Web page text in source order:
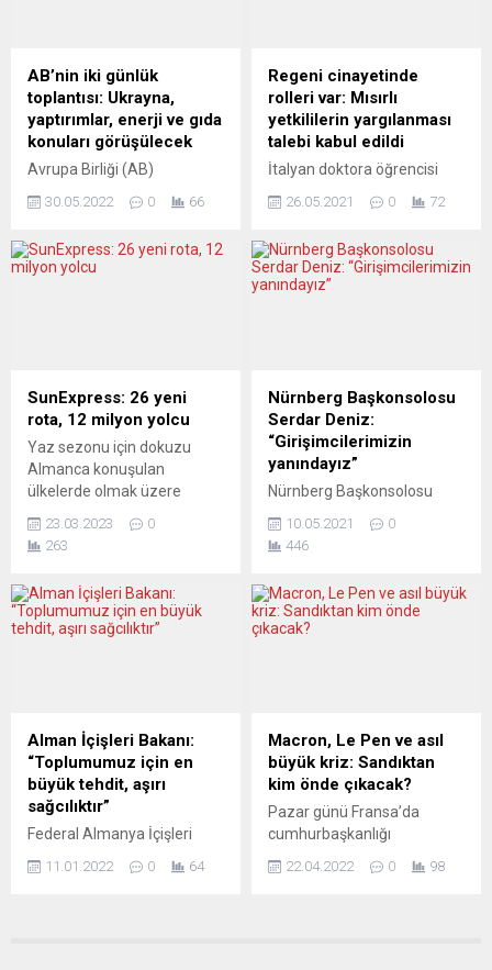
AB’nin iki günlük
toplantısı: Ukrayna,
yaptırımlar, enerji ve gıda
konuları görüşülecek
Avrupa Birliği (AB)
Ukrayna savaşı, Ukrayna’ya
Rusya’ya yaptırımlar, enerji,
gıda güvenliği ve savunmayı
hükümet başkanlarının
katılımıyla bugün
başlayacak AB Liderler
Zirvesi, 2 gün sürecek. AB
Konseyi Başkanı Charles
Michel’in başkanlık edeceği
toplantıya, AB...
30.05.2022 0 66
Regeni cinayetinde
rolleri var: Mısırlı
yetkililerin yargılanması
talebi kabul edildi
İtalyan doktora öğrencisi
2016’da cinayete kurban
üst düzey yetkilinin
yargılanması talebi,
Cumhuriyet Başsavcılığı’nın
Regeni’nin kaçırılması,
işkence görmesi ve
öldürülmesi gerekçesiyle
Mısır güvenlik ve
istihbaratından 4 yetkili
hakkında yargılama talebi,
ön inceleme
26.05.2021 0 72
SunExpress: 26 yeni
rota, 12 milyon yolcu
Yaz sezonu için dokuzu
Almanca konuşulan
ülkelerde olmak üzere
ağında rekor büyüme
gerçekleştiren SunExpress
bölgesine yardımlara devam
ediyor. Türk Hava Yolları ile
atarak 10,7 milyon yolcu
taşıdı. Hava yolunun...
23.03.2023
0
263
Nürnberg Başkonsolosu
Serdar Deniz:
“Girişimcilerimizin
yanındayız”
Nürnberg Başkonsolosu
işletmelerine yönelik
ziyaretler çerçevesinde
“Bayrağımızı yurtdışında
dalgalandıran Türk
Çoban da Türk girişimcilerin
Ekonomi Bakanlığı’nın
teşviklerinden
yararlanabileceğine işaret
etti. Nürnberg Başkonsolosu
Serdar Deniz ve Münih
Başkonsolosluğu Ticaret
10.05.2021
0
446
Alman İçişleri Bakanı:
“Toplumumuz için en
büyük tehdit, aşırı
sağcılıktır”
Federal Almanya İçişleri
demokrasi ve çoğulcu
11.01.2022 0 64
Macron, Le Pen ve asıl
büyük kriz: Sandıktan
kim önde çıkacak?
Pazar günü Fransa’da
cumhurbaşkanlığı
oylaması yapılacak. Son
22.04.2022 0 98